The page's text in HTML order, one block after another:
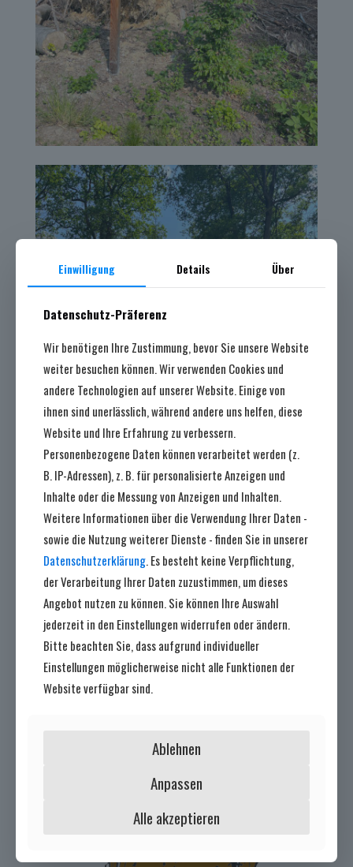
Teilen
Letzte Beiträge
Einwilligung Details Über
Datenschutz-Präferenz
Wir benötigen Ihre Zustimmung, bevor Sie unsere Website
weiter besuchen können. Wir verwenden Cookies und
andere Technologien auf unserer Website. Einige von
ihnen sind unerlässlich, während andere uns helfen, diese
Website und Ihre Erfahrung zu verbessern.
Personenbezogene Daten können verarbeitet werden (z.
B. IP-Adressen), z. B. für personalisierte Anzeigen und
Inhalte oder die Messung von Anzeigen und Inhalten.
Weitere Informationen über die Verwendung Ihrer Daten -
sowie die Nutzung weiterer Dienste - finden Sie in unserer
Datenschutzerklärung. Es besteht keine Verpflichtung,
der Verarbeitung Ihrer Daten zuzustimmen, um dieses
Angebot nutzen zu können. Sie können Ihre Auswahl
jederzeit in den Einstellungen widerrufen oder ändern.
Bitte beachten Sie, dass aufgrund individueller
Einstellungen möglicherweise nicht alle Funktionen der
Website verfügbar sind.
Ablehnen
Anpassen
Alle akzeptieren